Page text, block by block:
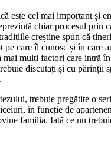
este cel mai important și
chiar procesul prin
creștine spun că
pe care îl cunosc și în care
mai mulți factori care intră
discutați și cu părinții
trebuie pregătite o
în funcție de
familia. Iată ce nu